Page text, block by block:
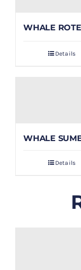
WHALE
Details
WHALE
Details